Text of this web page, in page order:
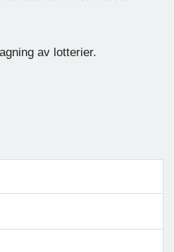
av lotterier.